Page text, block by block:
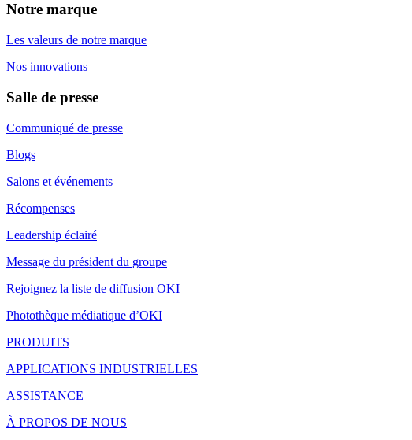
Notre marque
Les valeurs de notre marque
Nos innovations
Salle de presse
Communiqué de presse
Blogs
Salons et événements
Récompenses
Leadership éclairé
Message du président du groupe
Rejoignez la liste de diffusion OKI
Photothèque médiatique d’OKI
PRODUITS
APPLICATIONS INDUSTRIELLES
ASSISTANCE
À PROPOS DE NOUS